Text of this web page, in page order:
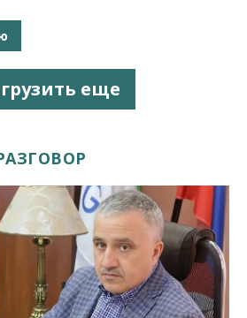
еще